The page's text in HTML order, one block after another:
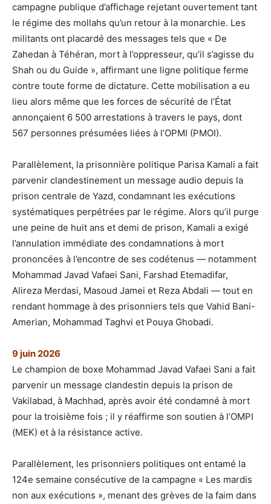
campagne publique d’affichage rejetant ouvertement tant
le régime des mollahs qu’un retour à la monarchie. Les
militants ont placardé des messages tels que « De
Zahedan à Téhéran, mort à l’oppresseur, qu’il s’agisse du
Shah ou du Guide », affirmant une ligne politique ferme
contre toute forme de dictature. Cette mobilisation a eu
lieu alors même que les forces de sécurité de l’État
annonçaient 6 500 arrestations à travers le pays, dont
567 personnes présumées liées à l’OPMI (PMOI).
Parallèlement, la prisonnière politique Parisa Kamali a fait
parvenir clandestinement un message audio depuis la
prison centrale de Yazd, condamnant les exécutions
systématiques perpétrées par le régime. Alors qu’il purge
une peine de huit ans et demi de prison, Kamali a exigé
l’annulation immédiate des condamnations à mort
prononcées à l’encontre de ses codétenus — notamment
Mohammad Javad Vafaei Sani, Farshad Etemadifar,
Alireza Merdasi, Masoud Jamei et Reza Abdali — tout en
rendant hommage à des prisonniers tels que Vahid Bani-
Amerian, Mohammad Taghvi et Pouya Ghobadi.
9 juin 2026
Le champion de boxe Mohammad Javad Vafaei Sani a fait
parvenir un message clandestin depuis la prison de
Vakilabad, à Machhad, après avoir été condamné à mort
pour la troisième fois ; il y réaffirme son soutien à l’OMPI
(MEK) et à la résistance active.
Parallèlement, les prisonniers politiques ont entamé la
124e semaine consécutive de la campagne « Les mardis
non aux exécutions », menant des grèves de la faim dans